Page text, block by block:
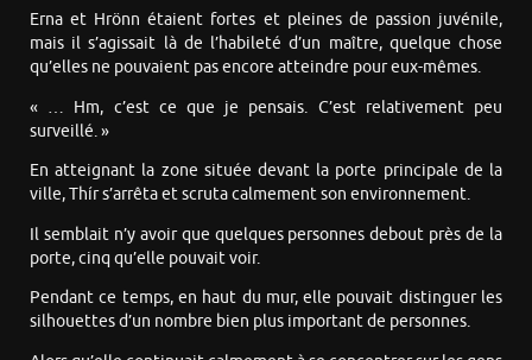
Erna et Hrönn étaient fortes et pleines de passion juvénile,
mais il s’agissait là de l’habileté d’un maître, quelque chose
qu’elles ne pouvaient pas encore atteindre pour eux-mêmes.
« … Hm, c’est ce que je pensais. C’est relativement peu
surveillé. »
En atteignant la zone située devant la porte principale de la
ville, Thír s’arrêta et scruta calmement son environnement.
Il semblait n’y avoir que quelques personnes debout près de la
porte, cinq qu’elle pouvait voir.
Pendant ce temps, en haut du mur, elle pouvait distinguer les
silhouettes d’un nombre bien plus important de personnes.